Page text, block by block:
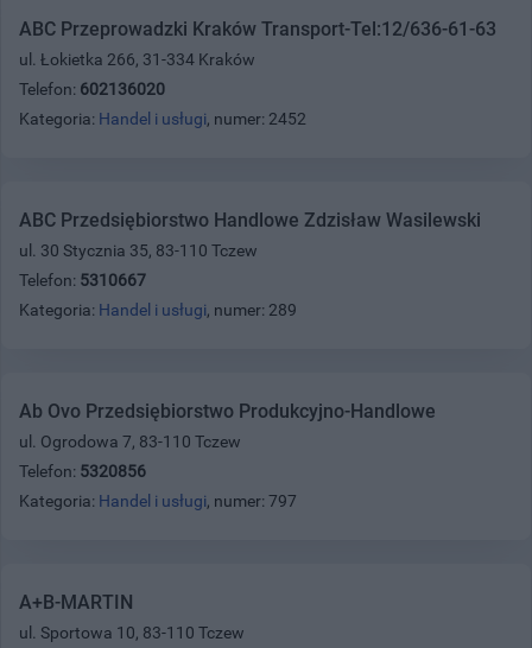
ABC Przeprowadzki Kraków Transport-Tel:12/636-61-63
ul. Łokietka 266, 31-334 Kraków
Telefon: 602136020
Kategoria: Handel i usługi, numer: 2452
ABC Przedsiębiorstwo Handlowe Zdzisław Wasilewski
ul. 30 Stycznia 35, 83-110 Tczew
Telefon: 5310667
Kategoria: Handel i usługi, numer: 289
Ab Ovo Przedsiębiorstwo Produkcyjno-Handlowe
ul. Ogrodowa 7, 83-110 Tczew
Telefon: 5320856
Kategoria: Handel i usługi, numer: 797
A+B-MARTIN
ul. Sportowa 10, 83-110 Tczew